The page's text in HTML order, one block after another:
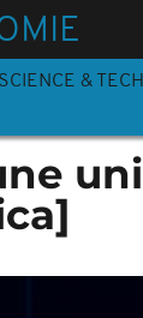
SCIENCE &